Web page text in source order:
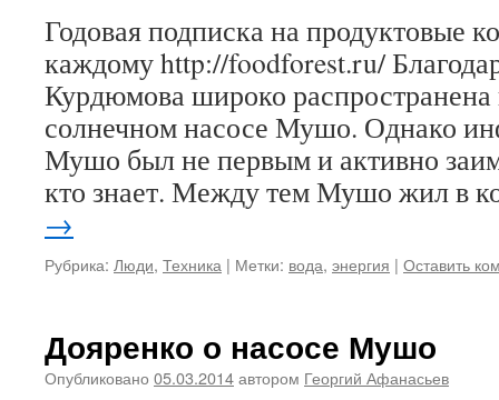
Годовая подписка на продуктовые
каждому http://foodforest.ru/
Курдюмова широко
солнечном насосе Мушо. Однако
Мушо был не первым и активно
кто знает. Между тем Мушо жил в
→
Рубрика: Люди, Техника | Метки: вода, энергия | Оставить
Дояренко о насосе Мушо
Опубликовано 05.03.2014автором Георгий Афанасьев